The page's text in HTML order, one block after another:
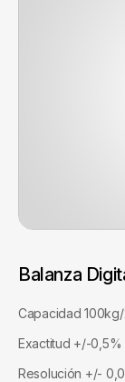
Balanza
Capacidad
Exactitud +/-0,5%
Resolución +/-